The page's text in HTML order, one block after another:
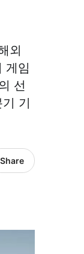
외
게임
선
기
Share